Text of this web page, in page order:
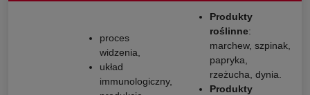
proces
widzenia,
układ
immunologiczny,
Produkty
roślinne:
marchew, szpinak,
papryka,
rzeżucha, dynia.
Produkty